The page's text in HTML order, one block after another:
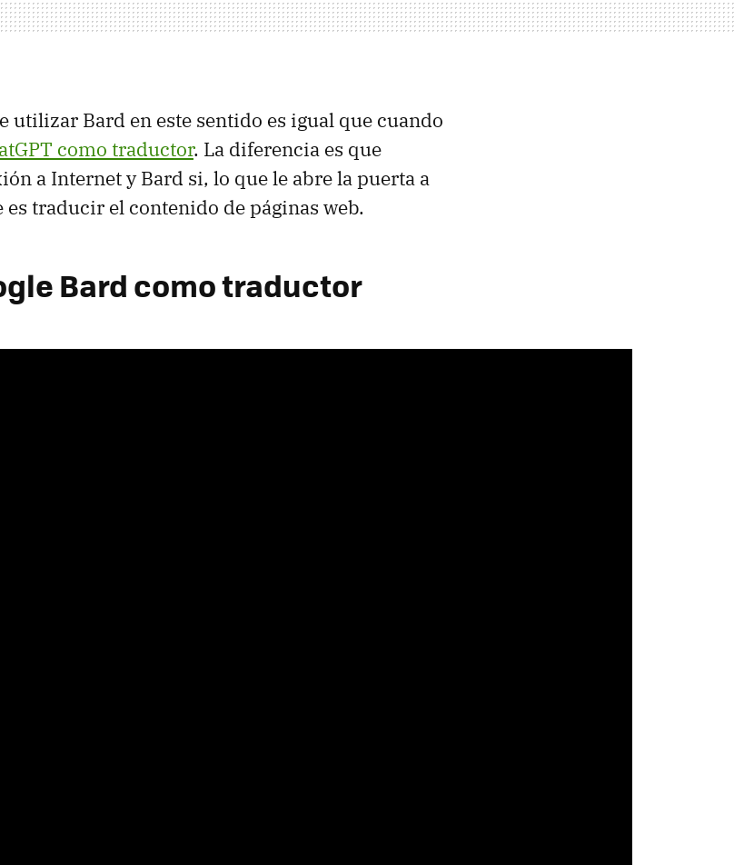
utilizar Bard en este sentido es igual que cuando
como traductor. La diferencia es que
a Internet y Bard si, lo que le abre la puerta a
traducir el contenido de páginas web.
Bard como traductor